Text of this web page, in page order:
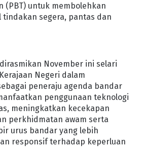
(PBT) untuk membolehkan
tindakan segera, pantas dan
November ini selari
Negeri dalam
peneraju agenda bandar
penggunaan teknologi
meningkatkan kecekapan
perkhidmatan awam serta
urus bandar yang lebih
responsif terhadap keperluan